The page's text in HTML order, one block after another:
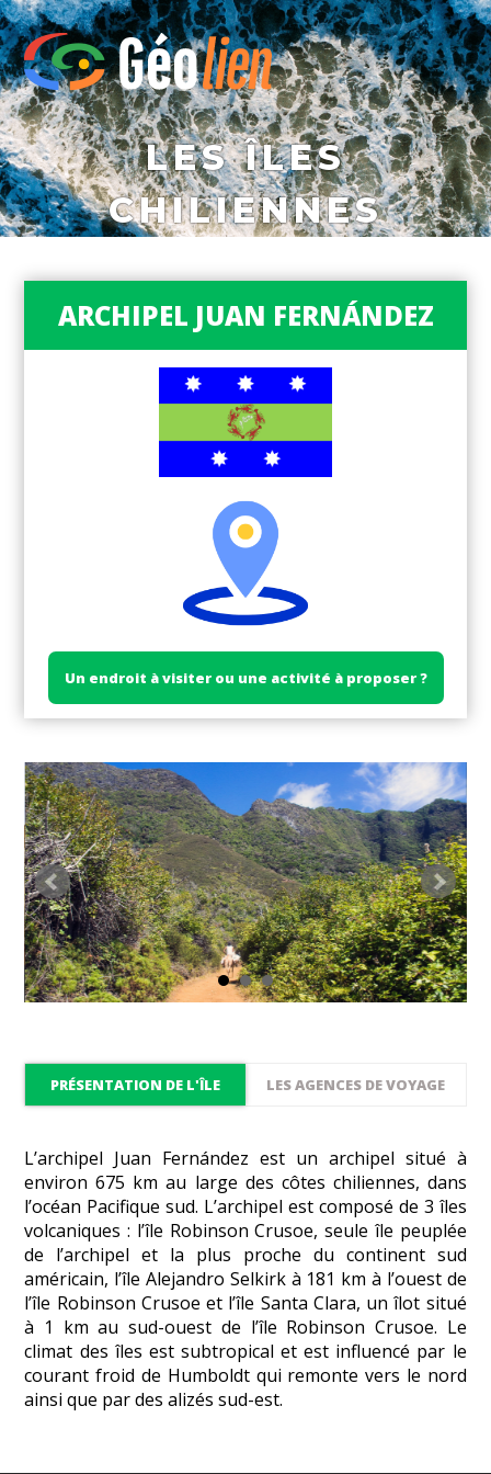
LES ÎLES
CHILIENNES
ARCHIPEL JUAN FERNÁNDEZ
Un endroit à visiter ou une activité à proposer ?
PRÉSENTATION DE L'ÎLE LES AGENCES DE VOYAGE
L’archipel Juan Fernández est un archipel situé à
environ 675 km au large des côtes chiliennes, dans
l’océan Pacifique sud. L’archipel est composé de 3 îles
volcaniques : l’île Robinson Crusoe, seule île peuplée
de l’archipel et la plus proche du continent sud
américain, l’île Alejandro Selkirk à 181 km à l’ouest de
l’île Robinson Crusoe et l’île Santa Clara, un îlot situé
à 1 km au sud-ouest de l’île Robinson Crusoe. Le
climat des îles est subtropical et est influencé par le
courant froid de Humboldt qui remonte vers le nord
ainsi que par des alizés sud-est.